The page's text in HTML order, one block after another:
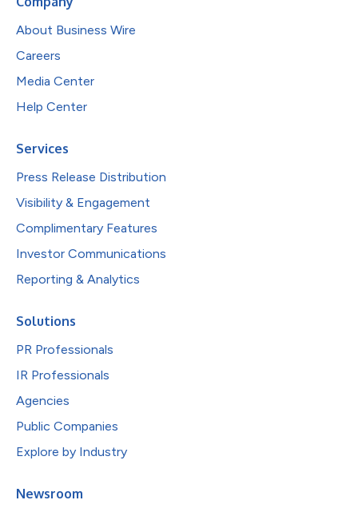
About Business Wire
Careers
Media Center
Help Center
Services
Press Release Distribution
Visibility & Engagement
Complimentary Features
Investor Communications
Reporting & Analytics
Solutions
PR Professionals
IR Professionals
Agencies
Public Companies
Explore by Industry
Newsroom